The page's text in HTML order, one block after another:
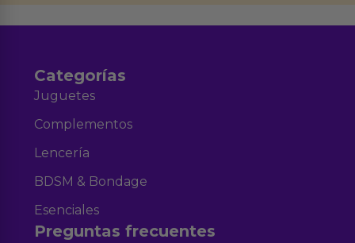
Categorías
Juguetes
Complementos
Lencería
BDSM & Bondage
Esenciales
Preguntas frecuentes